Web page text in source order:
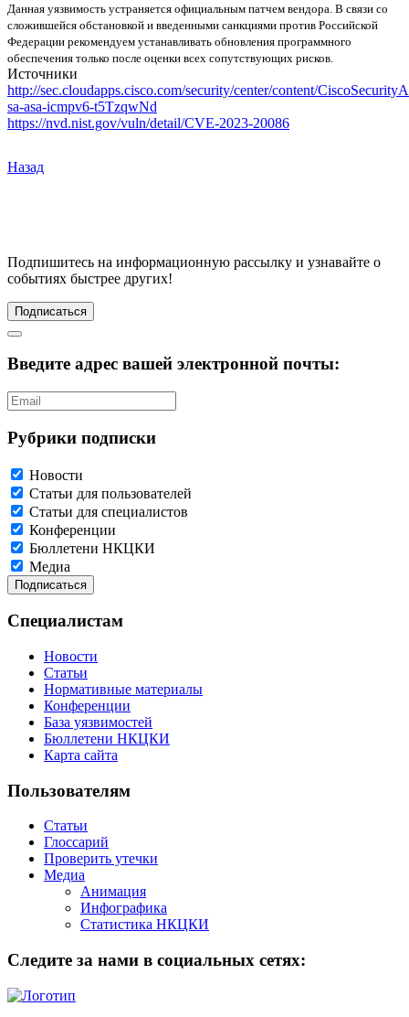
Данная уязвимость устраняется официальным патчем вендора. В связи со
сложившейся обстановкой и введенными санкциями против Российской
Федерации рекомендуем устанавливать обновления программного
обеспечения только после оценки всех сопутствующих рисков.
Источники
http://sec.cloudapps.cisco.com/security/center/content/
sa-asa-icmpv6-t5TzqwNd
https://nvd.nist.gov/vuln/detail/CVE-2023-20086
Назад
Подпишитесь на информационную рассылку и узнавайте о
событиях быстрее других!
Подписаться
Введите адрес вашей электронной почты:
Рубрики подписки
Новости
Статьи для пользователей
Статьи для специалистов
Конференции
Бюллетени НКЦКИ
Медиа
Специалистам
Новости
Статьи
Нормативные материалы
Конференции
База уязвимостей
Бюллетени НКЦКИ
Карта сайта
Пользователям
Статьи
Глоссарий
Проверить утечки
Медиа
Анимация
Инфографика
Статистика НКЦКИ
Следите за нами в социальных сетях: